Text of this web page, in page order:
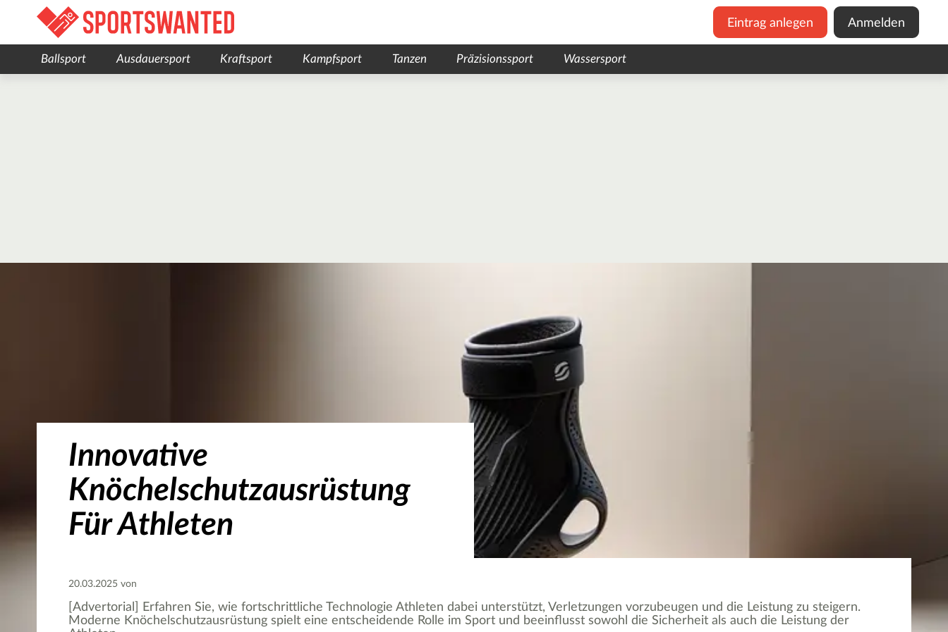
Eintrag anlegen Anmelden
Ballsport Ausdauersport Kraftsport Kampfsport Tanzen Präzisionssport Wassersport
Innovative
Knöchelschutzausrüstung
Für Athleten
20.03.2025 von
[Advertorial] Erfahren Sie, wie fortschrittliche Technologie Athleten dabei unterstützt, Verletzungen vorzubeugen und die Leistung zu steigern.
Moderne Knöchelschutzausrüstung spielt eine entscheidende Rolle im Sport und beeinflusst sowohl die Sicherheit als auch die Leistung der